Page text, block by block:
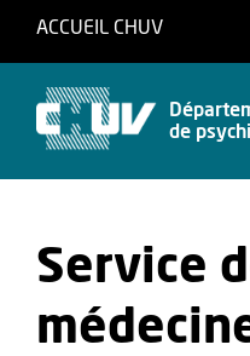
ACCUEIL CHUV
de
Service